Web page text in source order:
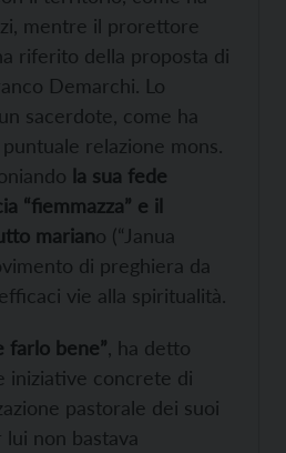
mentre il prorettore
riferito della proposta di
Demarchi. Lo
sacerdote, come ha
relazione mons.
la sua fede
“fiemmazza” e il
mariano (“Janua
di preghiera da
vie alla spiritualità.
farlo bene” , ha detto
iniziative concrete di
pastorale dei suoi
non bastava